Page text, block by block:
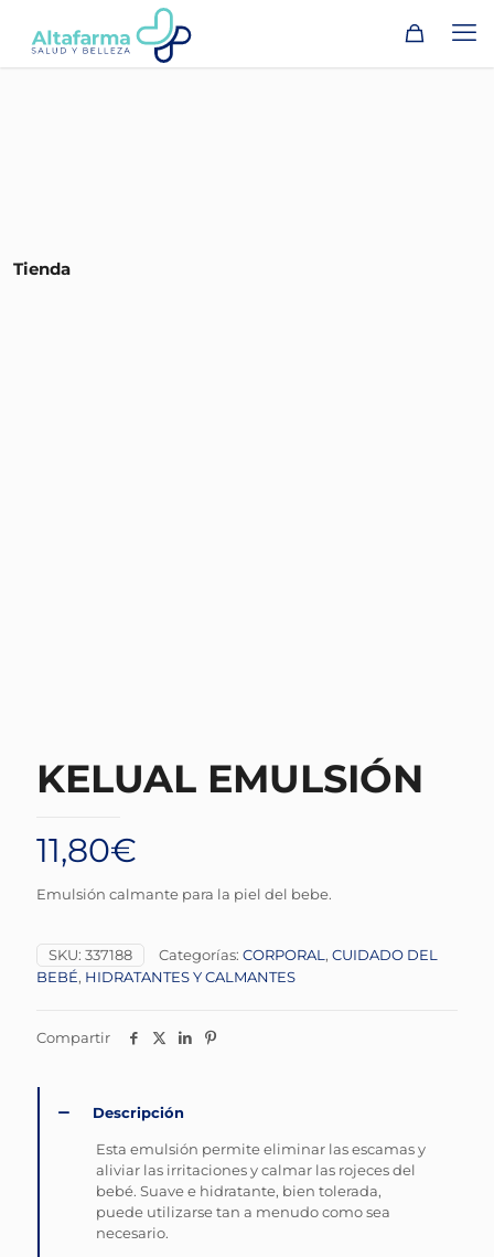
Tienda
KELUAL EMULSIÓN
11,80€
Emulsión calmante para la piel del bebe.
SKU: 337188 Categorías: CORPORAL , CUIDADO DEL
BEBÉ, HIDRATANTES Y CALMANTES
Compartir
Descripción
Esta emulsión permite eliminar las escamas y
aliviar las irritaciones y calmar las rojeces del
bebé. Suave e hidratante, bien tolerada,
puede utilizarse tan a menudo como sea
necesario.